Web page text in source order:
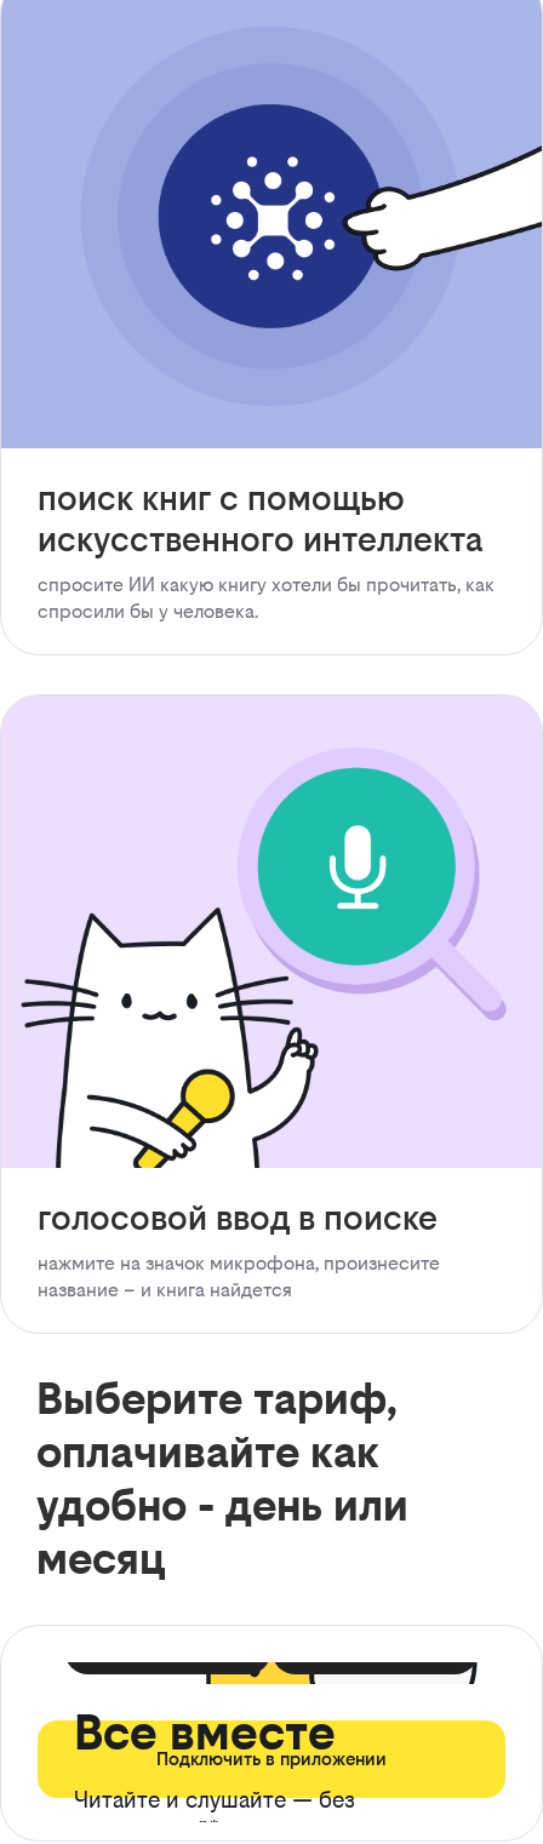
поиск книг с помощью
искусственного интеллекта
спросите ИИ какую книгу хотели бы прочитать, как
спросили бы у человека.
голосовой ввод в поиске
нажмите на значок микрофона, произнесите
название – и книга найдется
Выберите тариф,
оплачивайте как
удобно - день или
месяц
Все вместе
Читайте и слушайте — без
ограничений*
Подключить в приложении